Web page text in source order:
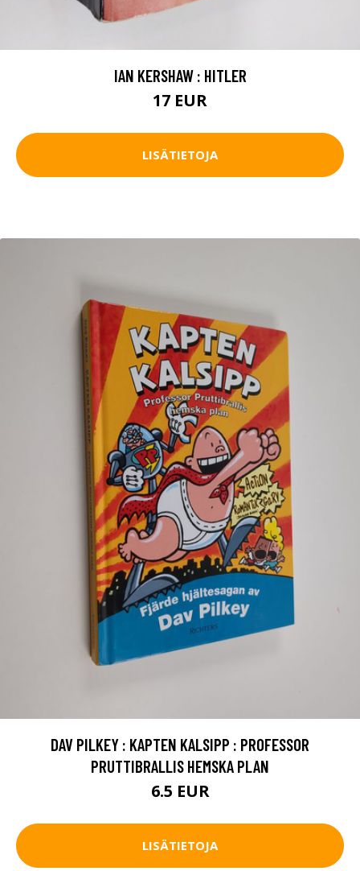
IAN KERSHAW : HITLER
17 EUR
LISÄTIETOJA
DAV PILKEY : KAPTEN KALSIPP : PROFESSOR
PRUTTIBRALLIS HEMSKA PLAN
6.5 EUR
LISÄTIETOJA